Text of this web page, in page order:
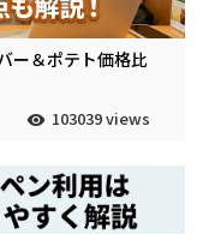
ー＆ポテト価格比
103039 views